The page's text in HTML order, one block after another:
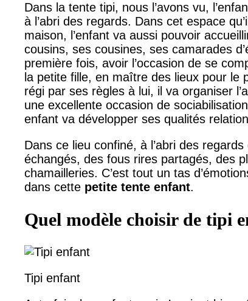
Dans la tente tipi, nous l’avons vu,
à l’abri des regards. Dans cet espace
maison, l’enfant va aussi pouvoir
cousins, ses cousines, ses camarades
première fois, avoir l’occasion de se
la petite fille, en maître des lieux pour le
régi par ses règles à lui, il va organiser
une excellente occasion de
enfant va développer ses qualités
Dans ce lieu confiné, à l’abri des
échangés, des fous rires partagés, des
chamailleries. C’est tout un tas
dans cette petite tente enfant.
Quel modèle choisir de tipi
Tipi enfant